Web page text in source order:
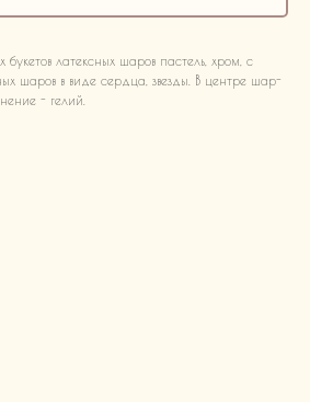
букетов латексных шаров пастель, хром, с
шаров в виде сердца, звезды. В центре шар-
- гелий.